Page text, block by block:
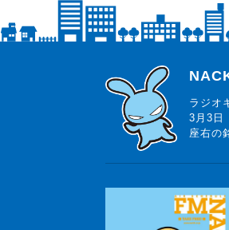
らじっと
ラジオ
3月3日
座右の